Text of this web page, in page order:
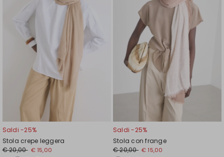
Saldi -25%
Stola crepe leggera
€ 20,00 € 15,00
Saldi -25%
Stola con frange
€ 20,00 € 15,00